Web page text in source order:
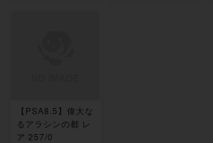
【PSA8.5】偉大な
るアラシンの都 レ
ア 257/0